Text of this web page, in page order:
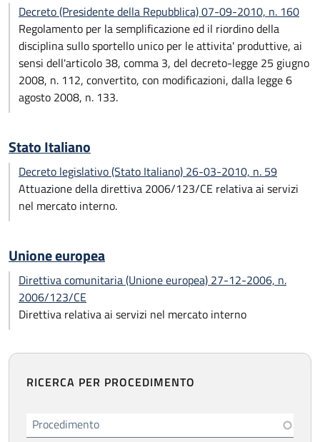
Decreto (Presidente della Repubblica) 07-09-2010, n. 160
Regolamento per la semplificazione ed il riordino della
disciplina sullo sportello unico per le attivita' produttive, ai
sensi dell'articolo 38, comma 3, del decreto-legge 25 giugno
2008, n. 112, convertito, con modificazioni, dalla legge 6
agosto 2008, n. 133.
Stato Italiano
Decreto legislativo (Stato Italiano) 26-03-2010, n. 59
Attuazione della direttiva 2006/123/CE relativa ai servizi
nel mercato interno.
Unione europea
Direttiva comunitaria (Unione europea) 27-12-2006, n.
2006/123/CE
Direttiva relativa ai servizi nel mercato interno
RICERCA PER PROCEDIMENTO
Procedimento